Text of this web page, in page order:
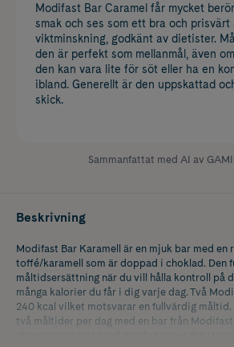
Modifast Bar Caramel får mycket
smak och ses som ett bra och
viktminskning, godkänt av dietister.
den är perfekt som mellanmål, även
den kan vara lite för söt eller ha en
ibland. Generellt är den uppskattad
skick.
Sammanfattat med AI av
Beskrivning
Modifast Bar Karamell är en mjuk bar med en
toffé/karamell som är doppad i choklad. Den
måltidsersättning när du vill hålla kontroll på
många kalorier du får i dig varje dag. Två
240 kcal vilket motsvarar en fullvärdig måltid.
två måltider per dag med en bar från